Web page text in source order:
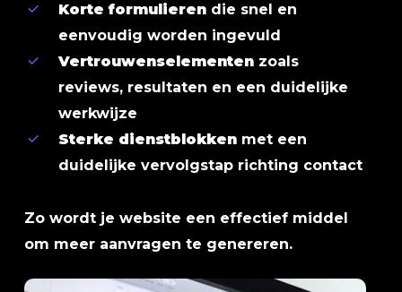
Korte formulierendie snel en
eenvoudig worden ingevuld
Vertrouwenselementenzoals
reviews, resultaten en een duidelijke
werkwijze
Sterke dienstblokkenmet een
duidelijke vervolgstap richting contact
Zo wordt je website een effectief middel
om meer aanvragen te genereren.